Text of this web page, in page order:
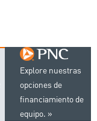
Explore nuestras
opciones de
financiamiento de
equipo.